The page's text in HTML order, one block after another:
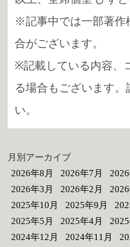
※記事中では一部著作
合がございます。
※記載している内容、
る場合もございます
い。
月別アーカイブ
2026年8月
2026年7月
2026年3月
2026年2月
2025年10月
2025年9月
2025年5月
2025年4月
2024年12月
2024年11月